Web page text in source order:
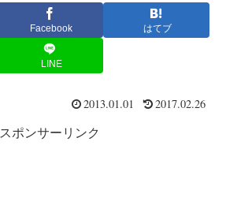
Facebook はてブ
LINE
2013.01.01 2017.02.26
スポンサーリンク